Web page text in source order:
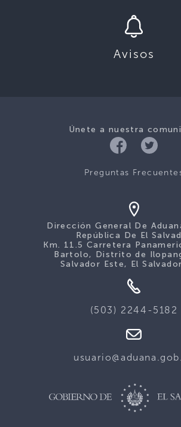
Avisos
Únete a nuestra
Preguntas
Dirección General De
República De El
Km. 11.5 Carretera
Bartolo, Distrito de
Salvador Este, El
(503) 2244-5182